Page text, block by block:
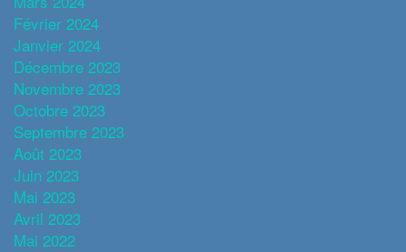
Février 2024
Janvier 2024
Décembre 2023
Novembre 2023
Octobre 2023
Septembre 2023
Août 2023
Juin 2023
Mai 2023
Avril 2023
Mai 2022